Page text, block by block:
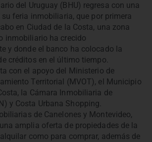
del Uruguay (BHU) regresa con una
feria inmobiliaria, que por primera
en Ciudad de la Costa, una zona
inmobiliario ha crecido
y donde el banco ha colocado la
créditos en el último tiempo.
con el apoyo del Ministerio de
Territorial (MVOT), el Municipio
la Cámara Inmobiliaria de
y Costa Urbana Shopping.
de Canelones y Montevideo,
amplia oferta de propiedades de la
como para comprar, además de